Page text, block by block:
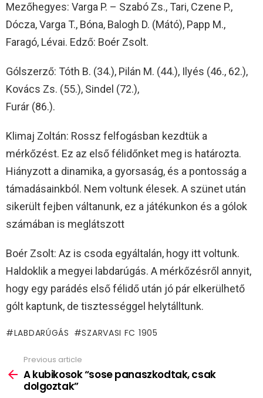
Mezőhegyes: Varga P. – Szabó Zs., Tari, Czene P.,
Dócza, Varga T., Bóna, Balogh D. (Mátó), Papp M.,
Faragó, Lévai. Edző: Boér Zsolt.
Gólszerző: Tóth B. (34.), Pilán M. (44.), Ilyés (46., 62.),
Kovács Zs. (55.), Sindel (72.),
Furár (86.).
Klimaj Zoltán: Rossz felfogásban kezdtük a
mérkőzést. Ez az első félidőnket meg is határozta.
Hiányzott a dinamika, a gyorsaság, és a pontosság a
támadásainkból. Nem voltunk élesek. A szünet után
sikerült fejben váltanunk, ez a játékunkon és a gólok
számában is meglátszott
Boér Zsolt: Az is csoda egyáltalán, hogy itt voltunk.
Haldoklik a megyei labdarúgás. A mérkőzésről annyit,
hogy egy parádés első félidő után jó pár elkerülhető
gólt kaptunk, de tisztességgel helytálltunk.
LABDARÚGÁS SZARVASI FC 1905
more
Previous article
A kubikosok “sose panaszkodtak, csak
dolgoztak”